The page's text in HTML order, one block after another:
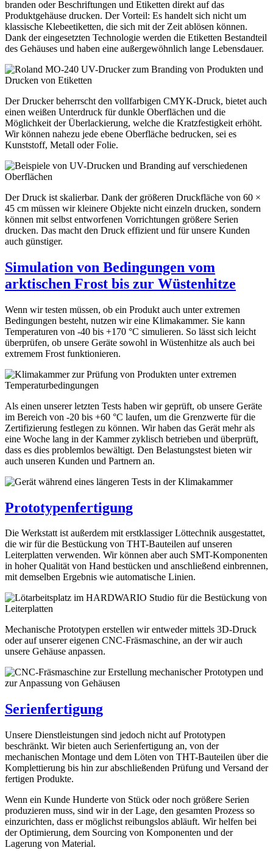
branden oder Beschriftungen und Etiketten direkt auf das
Produktgehäuse drucken. Der Vorteil: Es handelt sich nicht um
klassische Klebeetiketten, die sich mit der Zeit ablösen können.
Dank der eingesetzten Technologie werden die Etiketten Bestandteil
des Gehäuses und haben eine außergewöhnlich lange Lebensdauer.
Der Drucker beherrscht den vollfarbigen CMYK-Druck, bietet auch
einen weißen Unterdruck für dunkle Oberflächen und die
Möglichkeit der Überlackierung, welche die Kratzfestigkeit erhöht.
Wir können nahezu jede ebene Oberfläche bedrucken, sei es
Kunststoff, Metall oder Folie.
Der Druck ist skalierbar. Dank der größeren Druckfläche von 60 ×
45 cm müssen wir kleinere Objekte nicht einzeln drucken, sondern
können mit selbst entworfenen Vorrichtungen größere Serien
drucken. Das macht den Druck effizient und für unsere Kunden
auch günstiger.
Simulation von Bedingungen vom
arktischen Frost bis zur Wüstenhitze
Wenn wir testen müssen, ob ein Produkt auch unter extremen
Bedingungen besteht, nutzen wir eine Klimakammer. Sie kann
Temperaturen von -40 bis +170 °C simulieren. So lässt sich leicht
überprüfen, ob unsere Geräte sowohl in Wüstenhitze als auch bei
extremem Frost funktionieren.
Als einen unserer letzten Tests haben wir geprüft, ob unsere Geräte
im Bereich von -20 bis +60 °C laufen, um die Grenzwerte für die
Zertifizierung festlegen zu können. Wir haben das Gerät mehr als
eine Woche lang in der Kammer zyklisch betrieben und überprüft,
dass es dies problemlos bewältigt. Den Belastungstest bieten wir
auch unseren Kunden und Partnern an.
Prototypenfertigung
Die Werkstatt ist außerdem mit erstklassiger Löttechnik ausgestattet,
die wir für die Bestückung von THT-Bauteilen auf unseren
Leiterplatten verwenden. Wir können aber auch SMT-Komponenten
in hoher Qualität von Hand bestücken und anschließend einbrennen,
mit demselben Ergebnis wie automatische Linien.
Mechanische Prototypen erstellen wir entweder mittels 3D-Druck
oder auf unserer eigenen CNC-Fräsmaschine, an der wir auch
unsere Gehäuse anpassen.
Serienfertigung
Unsere Dienstleistungen sind jedoch nicht auf Prototypen
beschränkt. Wir bieten auch Serienfertigung an, von der
mechanischen Montage und dem Löten von THT-Bauteilen über die
Komplettierung bis hin zur abschließenden Prüfung und Versand der
fertigen Produkte.
Wenn ein Kunde Hunderte von Stück oder noch größere Serien
produzieren muss, sind wir in der Lage, den gesamten Prozess so
einzurichten, dass er möglichst reibungslos abläuft. Wir helfen bei
der Optimierung, dem Sourcing von Komponenten und der
Lagerung von Material.